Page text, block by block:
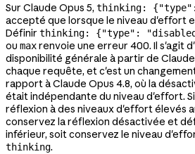
Sur Claude Opus 5, thinking:
accepté que lorsque le niveau d'effort
Définir thinking: {"type":
ou maxrenvoie une erreur 400. Il s'agit
disponibilité générale à partir de
chaque requête, et c'est un
rapport à Claude Opus 4.8, où la
était indépendante du niveau d'effort.
réflexion à des niveaux d'effort élevés
conservez la réflexion désactivée et
inférieur, soit conservez le niveau
thinking.